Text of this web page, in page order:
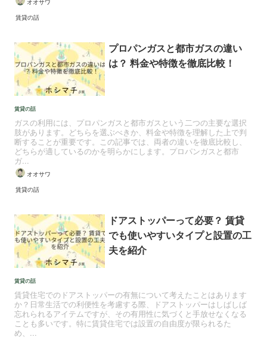
賃貸の話
賃貸の話
プロパンガスと都市ガスの違い
は？ 料金や特徴を徹底比較！
ガスの利用には、プロパンガスと都市ガスという二つの主要な選択
肢があります。どちらを選ぶべきか、料金や特徴を理解した上で判
断することが重要です。この記事では、両者の違いを徹底比較し、
どちらが適しているのかを明らかにします。プロパンガスと都市
ガ...
オオサワ
賃貸の話
賃貸の話
ドアストッパーって必要？ 賃貸
でも使いやすいタイプと設置の工
夫を紹介
賃貸住宅でのドアストッパーの有無について考えたことはあります
か？日常生活での利便性を考慮する際、ドアストッパーはしばしば
忘れられるアイテムですが、その有用性に気づくと手放せなくなる
ことも多いです。特に賃貸住宅では設置の自由度が限られるた
め、...